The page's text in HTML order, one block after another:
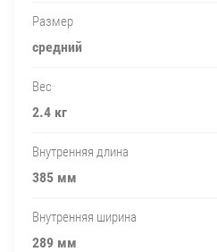
Размер
средний
Вес
2.4 кг
Внутренняя длина
385 мм
Внутренняя ширина
289 мм